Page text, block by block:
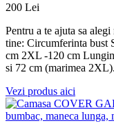
200 Lei
Pentru a te ajuta sa
tine: Circumferinta bust
cm 2XL -120 cm
si 72 cm (marimea
Vezi produs aici